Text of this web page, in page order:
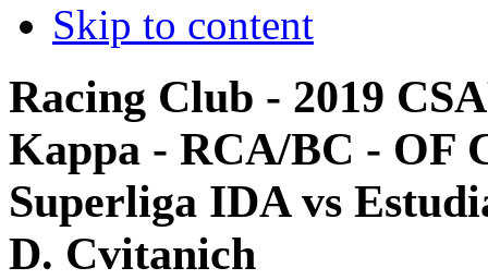
Skip to content
Racing Club - 2019
Kappa - RCA/BC - OF
Superliga IDA vs
D. Cvitanich